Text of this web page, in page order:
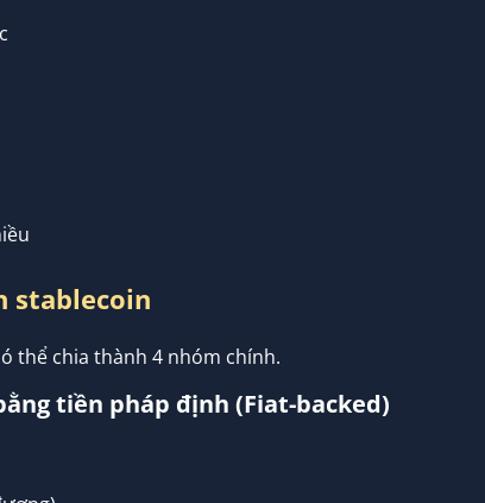
stablecoin
thể chia thành 4 nhóm chính.
tiền pháp định (Fiat-backed)